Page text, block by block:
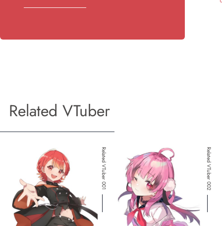
Related VTuber
Related VTuber 001 Related VTuber 002